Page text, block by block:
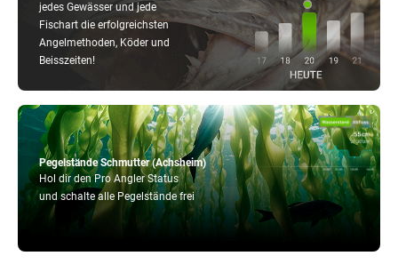
Pegelstände Schmutter (Achsheim)
Hol dir den Pro Angler Status
und schalte alle Pegelstände frei
jedes Gewässer und jede
Fischart die erfolgreichsten
Angelmethoden, Köder und
Beisszeiten!